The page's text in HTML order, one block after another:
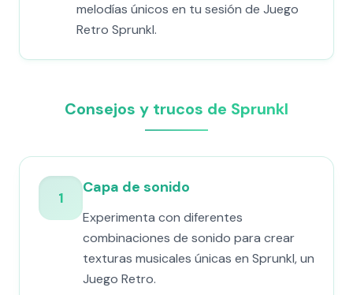
melodías únicos en tu sesión de Juego
Retro Sprunkl.
Consejos y trucos de Sprunkl
1
Capa de sonido
Experimenta con diferentes
combinaciones de sonido para crear
texturas musicales únicas en Sprunkl, un
Juego Retro.